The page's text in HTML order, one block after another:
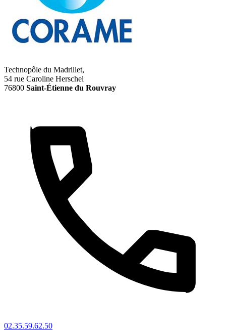
Technopôle du Madrillet,
54 rue Caroline Herschel
76800 Saint-Étienne du Rouvray
02.35.59.62.50